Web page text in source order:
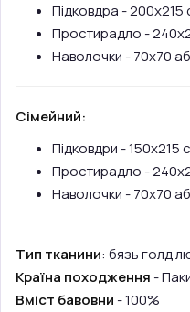
Підковдра - 200х215
Простирадло -
Наволочки - 70х70
Сімейний:
Підковдри - 150х215
Простирадло -
Наволочки - 70х70
Тип тканини: бязь голд
Країна походження -
Вміст бавовни - 100%